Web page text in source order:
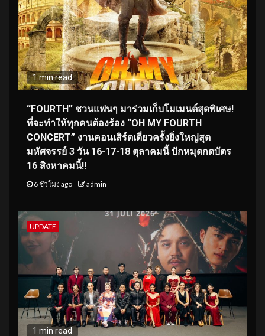
1 min read
“FOURTH” ชวนแฟนๆ มาร่วมเก็บโมเมนต์สุดพิเศษ!
ที่จะทำให้ทุกคนต้องร้อง “OH MY FOURTH
CONCERT” งานคอนเสิร์ตเดี่ยวครั้งยิ่งใหญ่สุด
มหัศจรรย์ 3 วัน 16-17-18 ตุลาคมนี้ ปักหมุดกดบัตร
16 สิงหาคมนี้!!
6 ชั่วโมง ago admin
UPDATE
1 min read